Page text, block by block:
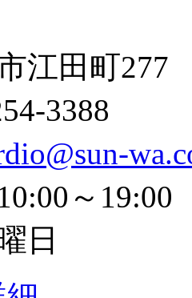
江田町277
3388
～19:00
日